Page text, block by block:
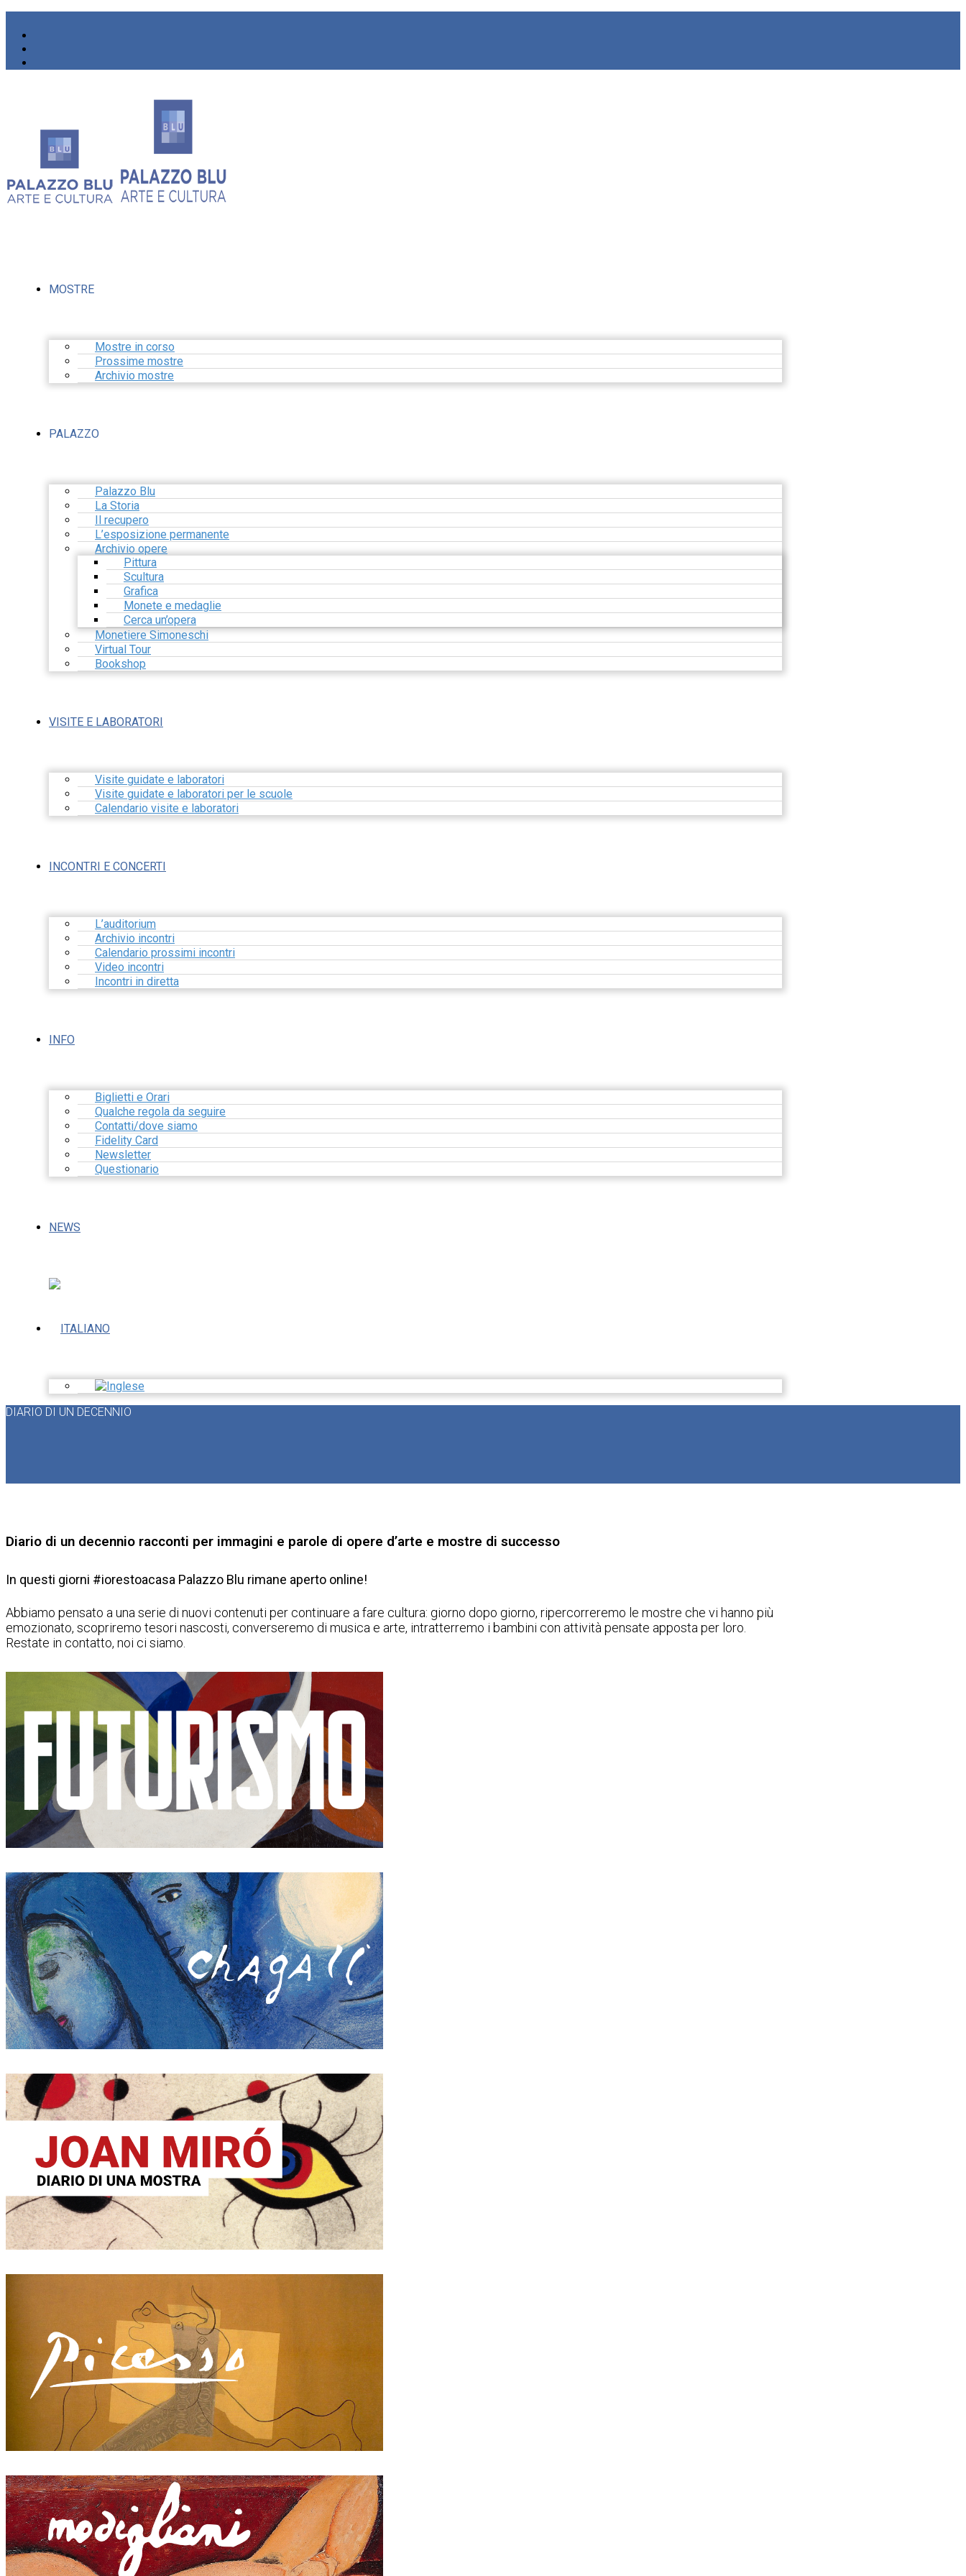
MOSTRE
Mostre in corso
Prossime mostre
Archivio mostre
PALAZZO
Palazzo Blu
La Storia
Il recupero
L’esposizione permanente
Archivio opere
Pittura
Scultura
Grafica
Monete e medaglie
Cerca un’opera
Monetiere Simoneschi
Virtual Tour
Bookshop
VISITE E LABORATORI
Visite guidate e laboratori
Visite guidate e laboratori per le scuole
Calendario visite e laboratori
INCONTRI E CONCERTI
L’auditorium
Archivio incontri
Calendario prossimi incontri
Video incontri
Incontri in diretta
INFO
Biglietti e Orari
Qualche regola da seguire
Contatti/dove siamo
Fidelity Card
Newsletter
Questionario
NEWS
DIARIO DI UN DECENNIO
Diario di un decennio racconti per immagini e parole di opere d’arte e mostre di successo
In questi giorni #iorestoacasa Palazzo Blu rimane aperto online!
Abbiamo pensato a una serie di nuovi contenuti per continuare a fare cultura: giorno dopo giorno, ripercorreremo le mostre che vi hanno più
emozionato, scopriremo tesori nascosti, converseremo di musica e arte, intratterremo i bambini con attività pensate apposta per loro.
Restate in contatto, noi ci siamo.